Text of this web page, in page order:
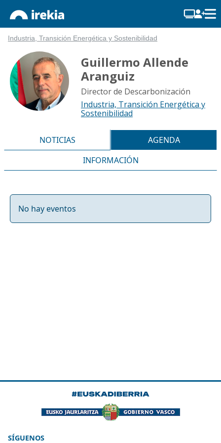
Industria, Transición Energética y Sostenibilidad
Guillermo Allende
Aranguiz
Director de Descarbonización
Industria, Transición Energética y
Sostenibilidad
NOTICIAS
AGENDA
INFORMACIÓN
No hay eventos
SÍGUENOS